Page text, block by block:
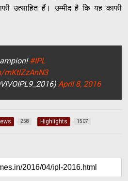
उत्साहित हैं। उम्मीद है कि यह काफी
#IPL
mKtlZzAnN3
April 8, 2016
258 Highlights 1507